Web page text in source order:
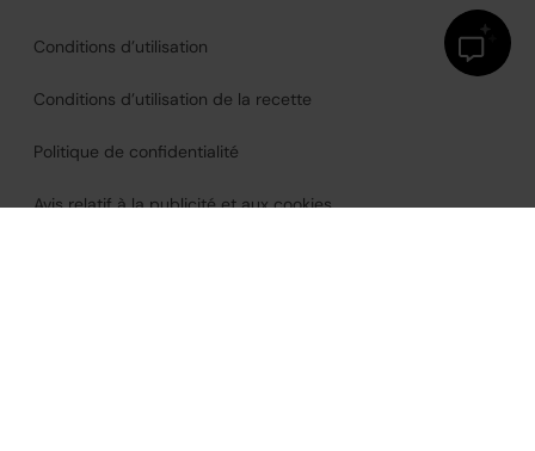
Conditions d’utilisation
Conditions d’utilisation de la recette
Politique de confidentialité
Avis relatif à la publicité et aux cookies